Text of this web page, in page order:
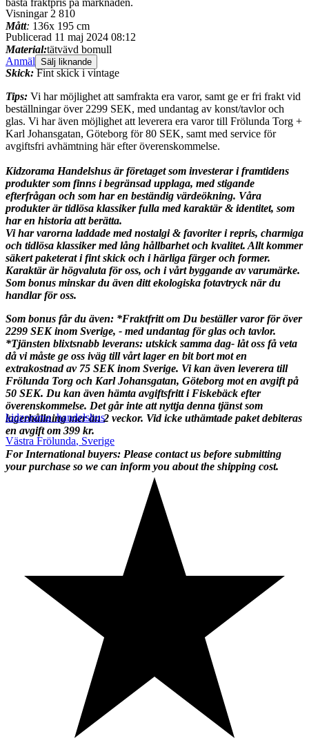
bästa fraktpris på marknaden.
Mått: 136x 195 cm
Material:tätvävd bomull
Skick:Fint skick i vintage
Tips: Vi har möjlighet att samfrakta era varor, samt ge er fri frakt vid
beställningar över 2299 SEK, med undantag av konst/tavlor och
glas. Vi har även möjlighet att leverera era varor till Frölunda Torg +
Karl Johansgatan, Göteborg för 80 SEK, samt med service för
avgiftsfri avhämtning här efter överenskommelse.
Kidzorama Handelshus är företaget som investerar i framtidens
produkter som finns i begränsad upplaga, med stigande
efterfrågan och som har en beständig värdeökning. Våra
produkter är tidlösa klassiker fulla med karaktär & identitet, som
har en historia att berätta.
Vi har varorna laddade med nostalgi & favoriter i repris, charmiga
och tidlösa klassiker med lång hållbarhet och kvalitet. Allt kommer
säkert paketerat i fint skick och i härliga färger och former.
Karaktär är högvaluta för oss, och i vårt byggande av varumärke.
Som bonus minskar du även ditt ekologiska fotavtryck när du
handlar för oss.
Som bonus får du även: *Fraktfritt om Du beställer varor för över
2299 SEK inom Sverige, - med undantag för glas och tavlor.
*Tjänsten blixtsnabb leverans: utskick samma dag- låt oss få veta
då vi måste ge oss iväg till vårt lager en bit bort mot en
extrakostnad av 75 SEK inom Sverige. Vi kan även leverera till
Frölunda Torg och Karl Johansgatan, Göteborg mot en avgift på
50 SEK. Du kan även hämta avgiftsfritt i Fiskebäck efter
överenskommelse. Det går inte att nyttja denna tjänst som
lagerhållning mer än 2 veckor. Vid icke uthämtade paket debiteras
en avgift om 399 kr.
For International buyers: Please contact us before submitting
your purchase so we can inform you about the shipping cost.
Visningar 2 810
Publicerad 11 maj 2024 08:12
Anmäl Sälj liknande
kidzorama_handelshus
Västra Frölunda, Sverige